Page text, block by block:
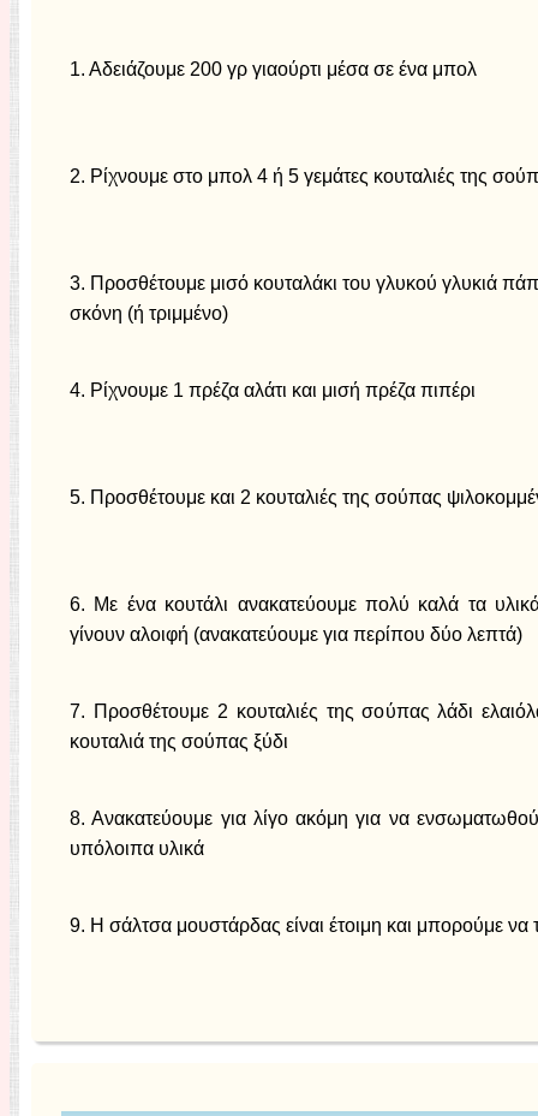
1. Αδειάζουμε 200 γρ γιαούρτι μέσα σε ένα μπολ
2. Ρίχνουμε στο μπολ 4 ή 5 γεμάτες κουταλιές της
3. Προσθέτουμε μισό κουταλάκι του γλυκού γλυκιά
σκόνη (ή τριμμένο)
4. Ρίχνουμε 1 πρέζα αλάτι και μισή πρέζα πιπέρι
5. Προσθέτουμε και 2 κουταλιές της σούπας
6. Με ένα κουτάλι ανακατεύουμε πολύ καλά τα
γίνουν αλοιφή (ανακατεύουμε για περίπου δύο λεπτά)
7. Προσθέτουμε 2 κουταλιές της σούπας λάδι
κουταλιά της σούπας ξύδι
8. Ανακατεύουμε για λίγο ακόμη για να
υπόλοιπα υλικά
9. Η σάλτσα μουστάρδας είναι έτοιμη και μπορούμε να